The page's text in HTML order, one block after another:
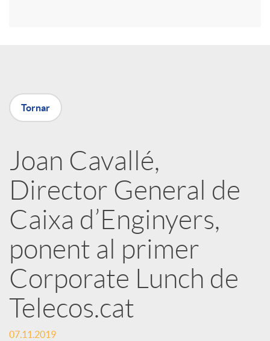
X
r
x
e
s
S
Tornar
Joan Cavallé,
Director General de
Caixa d’Enginyers,
ponent al primer
Corporate Lunch de
Telecos.cat
07.11.2019